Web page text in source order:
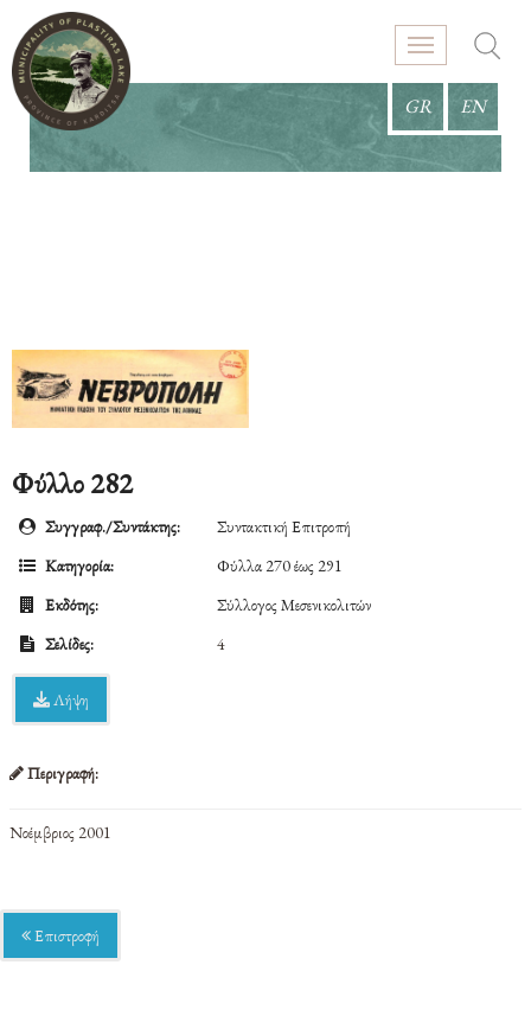
GR EN
Φύλλο 282
Συγγραφ./Συντάκτης:
Συντακτική Επιτροπή
Κατηγορία:
Φύλλα 270 έως 291
Εκδότης:
Σύλλογος Μεσενικολιτών
Σελίδες:
4
Λήψη
Περιγραφή:
Νοέμβριος 2001
Επιστροφή